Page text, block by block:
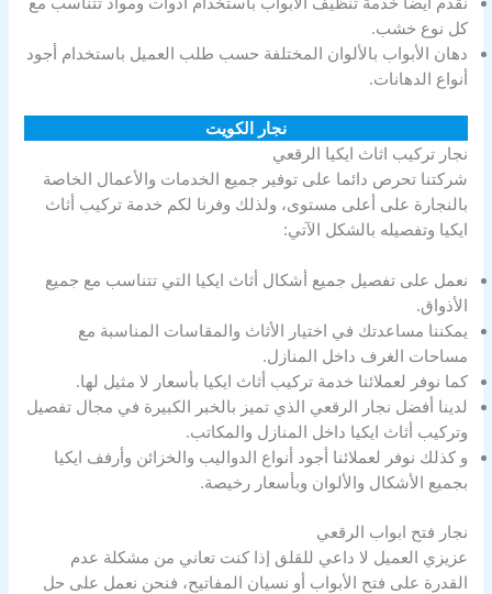
كل نوع خشب.
دهان الأبواب بالألوان المختلفة حسب طلب العميل باستخدام أجود
أنواع الدهانات.
نجار الكويت
نجار تركيب اثاث ايكيا الرقعي
شركتنا تحرص دائما على توفير جميع الخدمات والأعمال الخاصة
بالنجارة على أعلى مستوى، ولذلك وفرنا لكم خدمة تركيب أثاث
ايكيا وتفصيله بالشكل الآتي:
نعمل على تفصيل جميع أشكال أثاث ايكيا التي تتناسب مع جميع
الأذواق.
يمكننا مساعدتك في اختيار الأثاث والمقاسات المناسبة مع
مساحات الغرف داخل المنازل.
كما نوفر لعملائنا خدمة تركيب أثاث ايكيا بأسعار لا مثيل لها.
لدينا أفضل نجار الرقعي الذي تميز بالخبر الكبيرة في مجال تفصيل
وتركيب أثاث ايكيا داخل المنازل والمكاتب.
و كذلك نوفر لعملائنا أجود أنواع الدواليب والخزائن وأرفف ايكيا
بجميع الأشكال والألوان وبأسعار رخيصة.
نجار فتح ابواب الرقعي
عزيزي العميل لا داعي للقلق إذا كنت تعاني من مشكلة عدم
القدرة على فتح الأبواب أو نسيان المفاتيح، فنحن نعمل على حل